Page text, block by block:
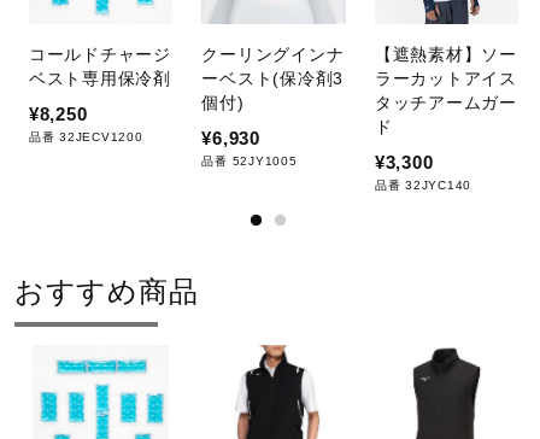
コールドチャージ
ベスト専用保冷剤
¥8,250
品番 32JECV1200
クーリングインナ
ーベスト(保冷剤3
個付)
¥6,930
品番 52JY1005
【遮熱素材】ソー
ラーカットアイス
タッチアームガー
ド
¥3,300
品番 32JYC140
おすすめ商品